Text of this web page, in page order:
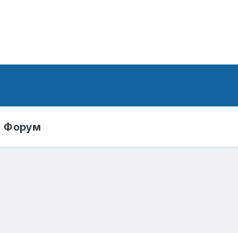
Форум